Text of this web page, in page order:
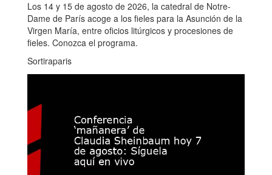
Los 14 y 15 de agosto de 2026, la catedral de Notre-
Dame de París acoge a los fieles para la Asunción de la
Virgen María, entre oficios litúrgicos y procesiones de
fieles. Conozca el programa.
Sortiraparis